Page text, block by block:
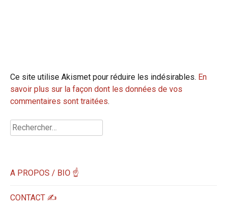
Ce site utilise Akismet pour réduire les indésirables. En
savoir plus sur la façon dont les données de vos
commentaires sont traitées.
Rechercher :
A PROPOS / BIO ☝
CONTACT ✍️